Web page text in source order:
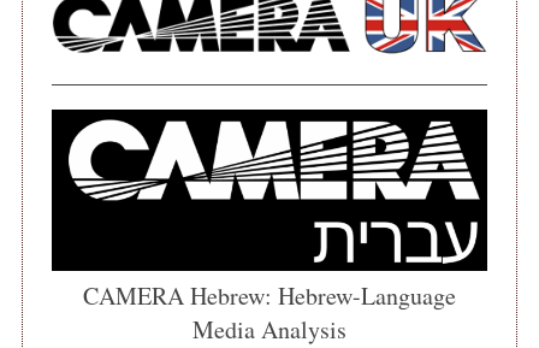
CAMERA Hebrew: Hebrew-Language
Media Analysis
r
: